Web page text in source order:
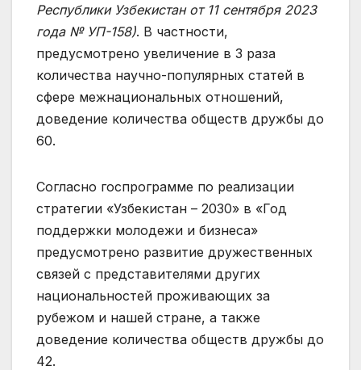
Республики Узбекистан от 11 сентября 2023
года № УП-158). В частности,
предусмотрено увеличение в 3 раза
количества научно-популярных статей в
сфере межнациональных отношений,
доведение количества обществ дружбы до
60.
Согласно госпрограмме по реализации
стратегии «Узбекистан – 2030» в «Год
поддержки молодежи и бизнеса»
предусмотрено развитие дружественных
связей с представителями других
национальностей проживающих за
рубежом и нашей стране, а также
доведение количества обществ дружбы до
42.